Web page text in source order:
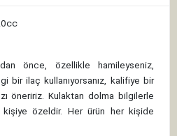
önce, özellikle hamileyseniz,
bir ilaç kullanıyorsanız, kalifiye bir
öneririz. Kulaktan dolma bilgilerle
kişiye özeldir. Her ürün her kişide